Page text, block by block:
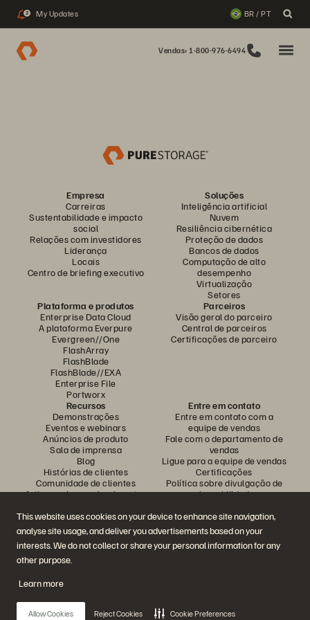
This website uses cookies on your device to enhance site navigation,
analyse site usage, and deliver you advertisements based on your
interests. We do not collect or share your personal information for any
other purpose.
Learn more
Allow Cookies Reject Cookies Cookie Preferences
2 My Updates BR / PT
Vendas: 1-800-976-6494
Empresa
Carreiras
Sustentabilidade e impacto
social
Relações com investidores
Liderança
Locais
Centro de briefing executivo
Soluções
Inteligência artificial
Nuvem
Resiliência cibernética
Proteção de dados
Bancos de dados
Computação de alto
desempenho
Virtualização
Setores
Plataforma e produtos
Enterprise Data Cloud
A plataforma Everpure
Evergreen//One
FlashArray
FlashBlade
FlashBlade//EXA
Enterprise File
Portworx
Parceiros
Visão geral do parceiro
Central de parceiros
Certificações de parceiro
Recursos
Demonstrações
Eventos e webinars
Anúncios de produto
Sala de imprensa
Blog
Histórias de clientes
Comunidade de clientes
Artigos sobre conhecimentos
Entre em contato
Entre em contato com a
equipe de vendas
Fale com o departamento de
vendas
Ligue para a equipe de vendas
Certificações
Política sobre divulgação de
vulnerabilidades
Participe da conversa
Siga todas as redes sociais da Everpure
© 2026 Everpure, Inc. Todos os direitos reservados.